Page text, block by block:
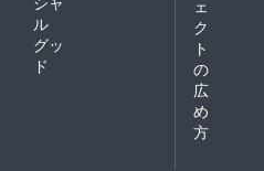
ル
グッ
ド
ェ
ク
ト
の
広
め
方